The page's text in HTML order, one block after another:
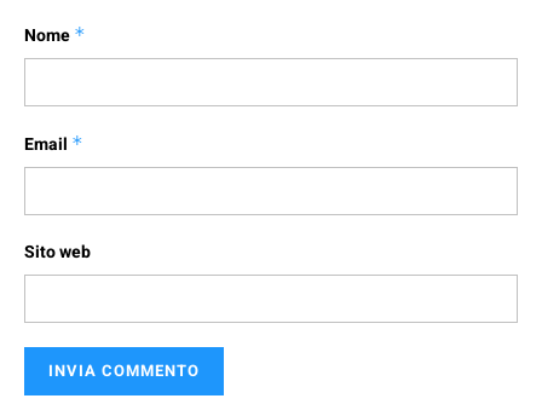
Nome *
Email *
Sito web